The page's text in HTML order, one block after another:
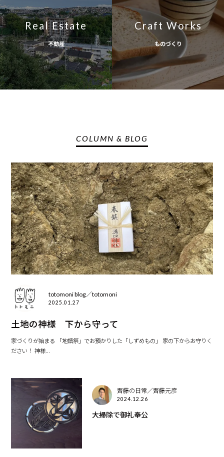
Real Estate
不動産
Craft Works
ものづくり
COLUMN & BLOG
totomoni blog／totomoni
2025.01.27
土地の神様 下から守って
家づくりが始まる 「地鎮祭」でお預かりした「しずめもの」 家の下からお守りく
ださい！ 神様...
齊藤の日常／齊藤元彦
2024.12.26
大掃除で御礼奉公